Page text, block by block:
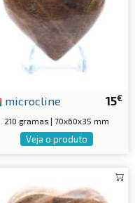
15€
microcline
210 gramas | 70x60x35 mm
Veja o produto